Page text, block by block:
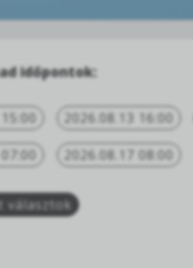
időpontok:
2026.08.13 16:00
2026.08.17 08:00
választok